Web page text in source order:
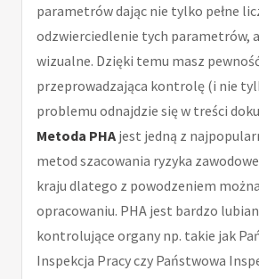
parametrów dając nie tylko pełne
odzwierciedlenie tych parametrów,
wizualne. Dzięki temu masz
przeprowadzająca kontrolę (i nie
problemu odnajdzie się w treści
Metoda PHA jest jedną z
metod szacowania ryzyka
kraju dlatego z powodzeniem
opracowaniu. PHA jest bardzo
kontrolujące organy np. takie jak
Inspekcja Pracy czy Państwowa